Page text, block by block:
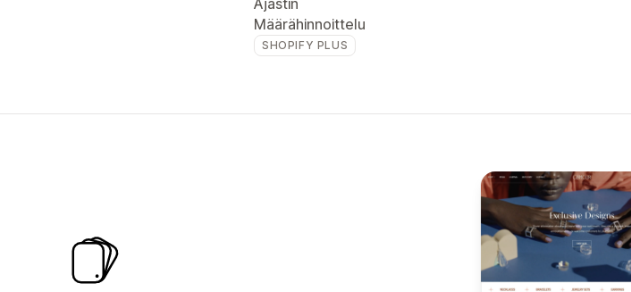
Ajastin
Määrähinnoittelu
SHOPIFY PLUS